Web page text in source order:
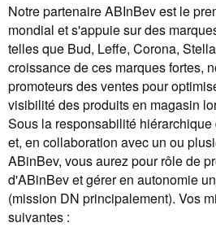
Notre partenaire ABInBev est le
mondial et s'appuie sur des
telles que Bud, Leffe, Corona,
croissance de ces marques fortes,
promoteurs des ventes pour
visibilité des produits en magasin
Sous la responsabilité
et, en collaboration avec un ou
ABinBev, vous aurez pour rôle de
d'ABinBev et gérer en autonomie
(mission DN principalement). Vos
suivantes :